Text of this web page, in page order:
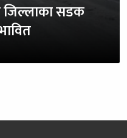
जिल्लाका सडक